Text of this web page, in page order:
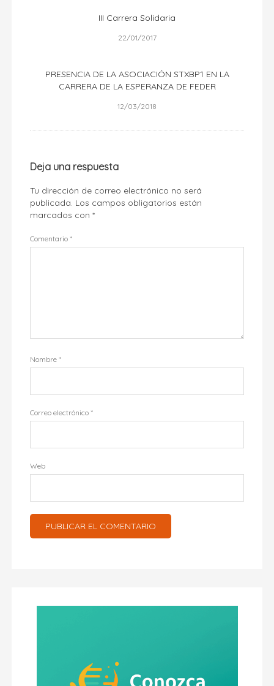
III Carrera Solidaria
22/01/2017
PRESENCIA DE LA ASOCIACIÓN STXBP1 EN LA
CARRERA DE LA ESPERANZA DE FEDER
12/03/2018
Deja una respuesta
Tu dirección de correo electrónico no será
publicada. Los campos obligatorios están
marcados con*
Comentario *
Nombre *
Correo electrónico *
Web